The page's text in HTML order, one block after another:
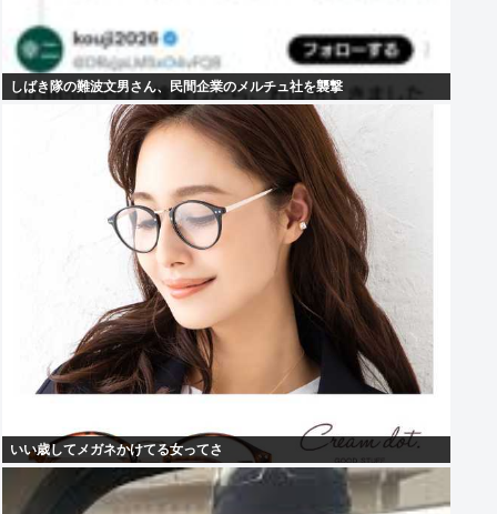
しばき隊の難波文男さん、民間企業のメルチュ社を襲撃
いい歳してメガネかけてる女ってさ